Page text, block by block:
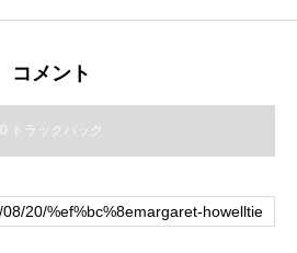
akka
ての傍らベンチとして二役をこな
go#haus #haus_matsue #hausmat
sue #松江カフェ #島根カフェ #松
江旅行#島根旅行#松江 #島根 #山
ました。ジャストで切って使うの
upenderfactory#サスペンダーファ
クトリー#belt#ガチャベルト#haus
コメント
0 トラックバック